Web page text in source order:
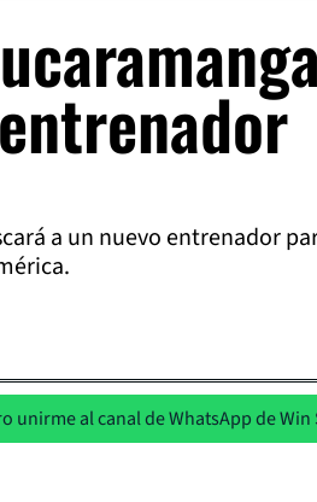
a un nuevo entrenador
unirme al canal de WhatsApp de Win